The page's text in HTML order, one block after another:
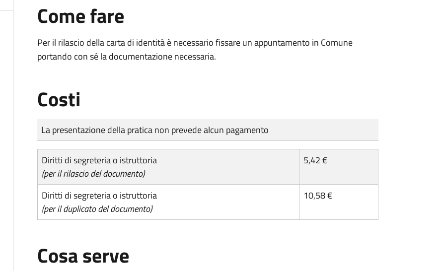
Come fare
Per il rilascio della carta di identità è necessario fissare un appuntamento in Comune
portando con sé la documentazione necessaria.
Costi
Tipo di pagamento
Importo
La presentazione della pratica non prevede alcun pagamento
Diritti di segreteria o istruttoria
(per il rilascio del documento)
5,42 €
Diritti di segreteria o istruttoria
(per il duplicato del documento)
10,58 €
Cosa serve